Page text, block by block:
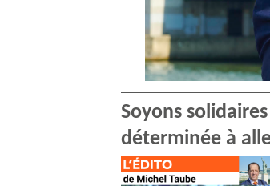
Soyons
déterminée à